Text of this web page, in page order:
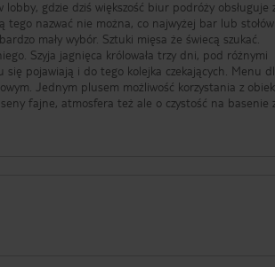
gdzie dziś większość biur podróży obsługuje
nazwać nie można, co najwyżej bar lub
mały wybór. Sztuki mięsa że świecą szukać.
Szyja jagnięca królowała trzy dni, pod różnymi
pojawiają i do tego kolejka czekających. Menu
Jednym plusem możliwość korzystania z
fajne, atmosfera też ale o czystość na basenie
obiekt zasługuje na min 3 gwiazdki i to kiepskie.